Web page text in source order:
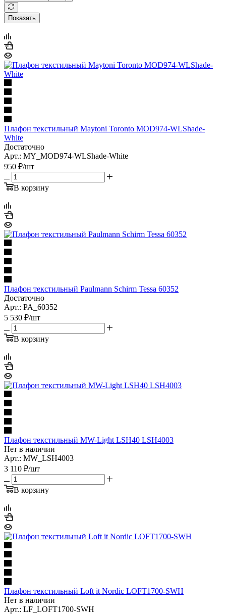
Показать
Плафон текстильный Maytoni Toronto MOD974-WLShade-
White
Достаточно
Арт.: MY_MOD974-WLShade-White
950 ₽/шт
В корзину
Плафон текстильный Paulmann Schirm Tessa 60352
Достаточно
Арт.: PA_60352
5 530 ₽/шт
В корзину
Плафон текстильный MW-Light LSH40 LSH4003
Нет в наличии
Арт.: MW_LSH4003
3 110 ₽/шт
В корзину
Плафон текстильный Loft it Nordic LOFT1700-SWH
Нет в наличии
Арт.: LF_LOFT1700-SWH